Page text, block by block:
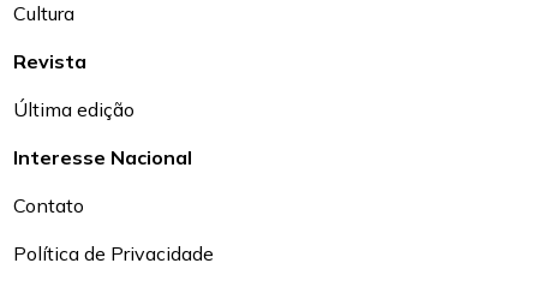
Cultura
Revista
Última edição
Interesse Nacional
Contato
Política de Privacidade